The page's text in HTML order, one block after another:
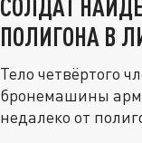
СОЛДАТ
ПОЛИГОНА В
Тело четвёртого
бронемашины
недалеко от